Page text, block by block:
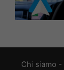
Chi siamo -